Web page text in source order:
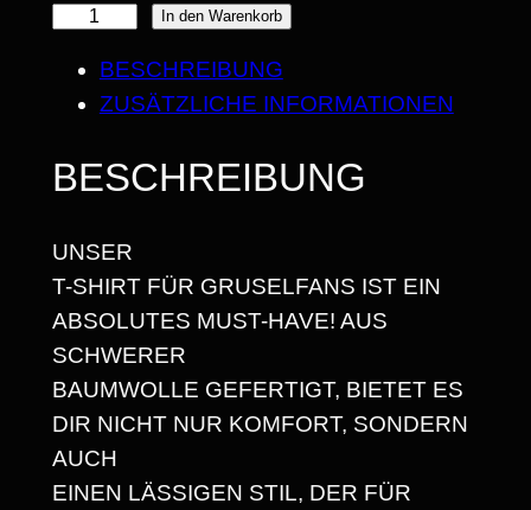
S
2
5
,
O
L
H
E
A
V
Y
W
E
In den Warenkorb
BESCHREIBUNG
ZUSÄTZLICHE INFORMATIONEN
BESCHREIBUNG
UNSER
T-SHIRT FÜR GRUSELFANS IST EIN
ABSOLUTES MUST-HAVE! AUS
SCHWERER
BAUMWOLLE GEFERTIGT, BIETET ES
DIR NICHT NUR KOMFORT, SONDERN
AUCH
EINEN LÄSSIGEN STIL, DER FÜR